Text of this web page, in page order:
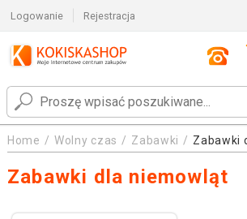
Logowanie Rejestracja
Home Wolny czas Zabawki Zabawki
Zabawki dla niemowląt